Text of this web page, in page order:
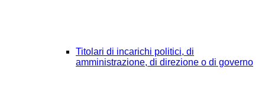
Titolari di incarichi politici, di
amministrazione, di direzione o di governo